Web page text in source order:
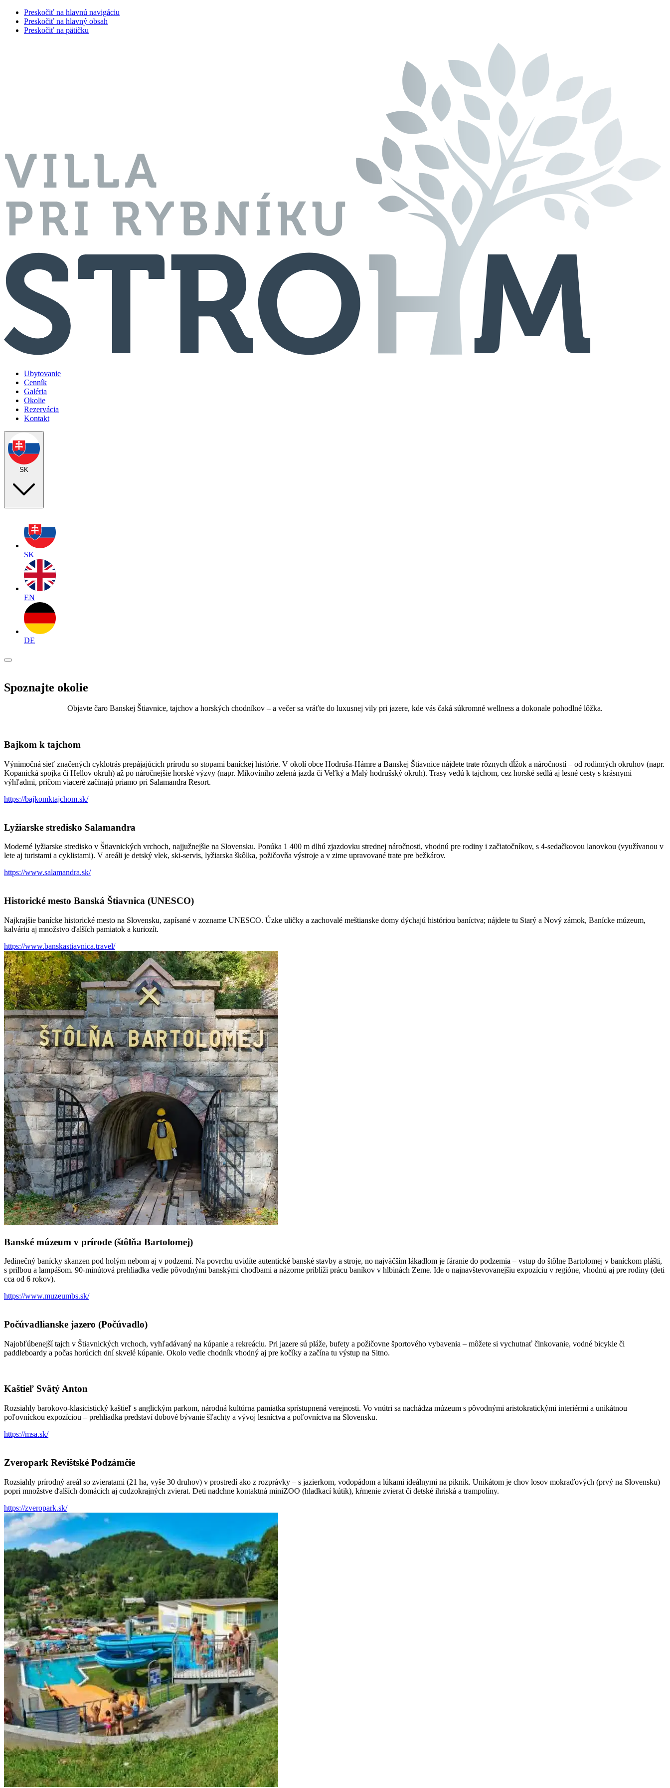
Preskočiť na hlavnú navigáciu
Preskočiť na hlavný obsah
Preskočiť na pätičku
Ubytovanie
Cenník
Galéria
Okolie
Rezervácia
Kontakt
SK
SK
EN
DE
Spoznajte okolie
Objavte čaro Banskej Štiavnice, tajchov a horských chodníkov – a večer sa vráťte do luxusnej vily pri jazere, kde vás čaká súkromné wellness a dokonale pohodlné lôžka.
Bajkom k tajchom
Výnimočná sieť značených cyklotrás prepájajúcich prírodu so stopami baníckej histórie. V okolí obce Hodruša-Hámre a Banskej Štiavnice nájdete trate rôznych dĺžok a náročností – od rodinných okruhov (napr.
Kopanická spojka či Hellov okruh) až po náročnejšie horské výzvy (napr. Mikovíniho zelená jazda či Veľký a Malý hodrušský okruh). Trasy vedú k tajchom, cez horské sedlá aj lesné cesty s krásnymi
výhľadmi, pričom viaceré začínajú priamo pri Salamandra Resort.
https://bajkomktajchom.sk/
Lyžiarske stredisko Salamandra
Moderné lyžiarske stredisko v Štiavnických vrchoch, najjužnejšie na Slovensku. Ponúka 1 400 m dlhú zjazdovku strednej náročnosti, vhodnú pre rodiny i začiatočníkov, s 4-sedačkovou lanovkou (využívanou v
lete aj turistami a cyklistami). V areáli je detský vlek, ski-servis, lyžiarska škôlka, požičovňa výstroje a v zime upravované trate pre bežkárov.
https://www.salamandra.sk/
Historické mesto Banská Štiavnica (UNESCO)
Najkrajšie banícke historické mesto na Slovensku, zapísané v zozname UNESCO. Úzke uličky a zachovalé meštianske domy dýchajú históriou baníctva; nájdete tu Starý a Nový zámok, Banícke múzeum,
kalváriu aj množstvo ďalších pamiatok a kuriozít.
https://www.banskastiavnica.travel/
Banské múzeum v prírode (štôlňa Bartolomej)
Jedinečný banícky skanzen pod holým nebom aj v podzemí. Na povrchu uvidíte autentické banské stavby a stroje, no najväčším lákadlom je fáranie do podzemia – vstup do štôlne Bartolomej v baníckom plášti,
s prilbou a lampášom. 90-minútová prehliadka vedie pôvodnými banskými chodbami a názorne priblíži prácu baníkov v hlbinách Zeme. Ide o najnavštevovanejšiu expozíciu v regióne, vhodnú aj pre rodiny (deti
cca od 6 rokov).
https://www.muzeumbs.sk/
Počúvadlianske jazero (Počúvadlo)
Najobľúbenejší tajch v Štiavnických vrchoch, vyhľadávaný na kúpanie a rekreáciu. Pri jazere sú pláže, bufety a požičovne športového vybavenia – môžete si vychutnať člnkovanie, vodné bicykle či
paddleboardy a počas horúcich dní skvelé kúpanie. Okolo vedie chodník vhodný aj pre kočíky a začína tu výstup na Sitno.
Kaštieľ Svätý Anton
Rozsiahly barokovo-klasicistický kaštieľ s anglickým parkom, národná kultúrna pamiatka sprístupnená verejnosti. Vo vnútri sa nachádza múzeum s pôvodnými aristokratickými interiérmi a unikátnou
poľovníckou expozíciou – prehliadka predstaví dobové bývanie šľachty a vývoj lesníctva a poľovníctva na Slovensku.
https://msa.sk/
Zveropark Revištské Podzámčie
Rozsiahly prírodný areál so zvieratami (21 ha, vyše 30 druhov) v prostredí ako z rozprávky – s jazierkom, vodopádom a lúkami ideálnymi na piknik. Unikátom je chov losov mokraďových (prvý na Slovensku)
popri množstve ďalších domácich aj cudzokrajných zvierat. Deti nadchne kontaktná miniZOO (hladkací kútik), kŕmenie zvierat či detské ihriská a trampolíny.
https://zveropark.sk/